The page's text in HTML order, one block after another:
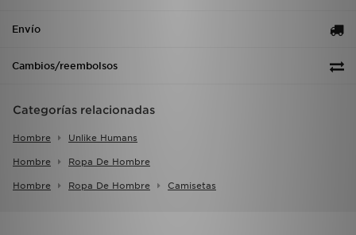
Envío
Cambios/reembolsos
Categorías relacionadas
Hombre Unlike Humans
Hombre Ropa De Hombre
Hombre Ropa De Hombre Camisetas